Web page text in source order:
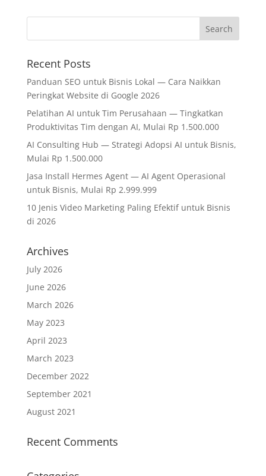
Recent Posts
Panduan SEO untuk Bisnis Lokal — Cara Naikkan
Peringkat Website di Google 2026
Pelatihan AI untuk Tim Perusahaan — Tingkatkan
Produktivitas Tim dengan AI, Mulai Rp 1.500.000
AI Consulting Hub — Strategi Adopsi AI untuk Bisnis,
Mulai Rp 1.500.000
Jasa Install Hermes Agent — AI Agent Operasional
untuk Bisnis, Mulai Rp 2.999.999
10 Jenis Video Marketing Paling Efektif untuk Bisnis
di 2026
Archives
July 2026
June 2026
March 2026
May 2023
April 2023
March 2023
December 2022
September 2021
August 2021
Recent Comments